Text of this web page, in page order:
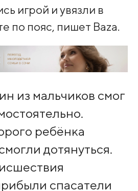
игрой и увязли в
по пояс, пишет Baza.
из мальчиков смог
ребёнка
дотянуться.
спасатели